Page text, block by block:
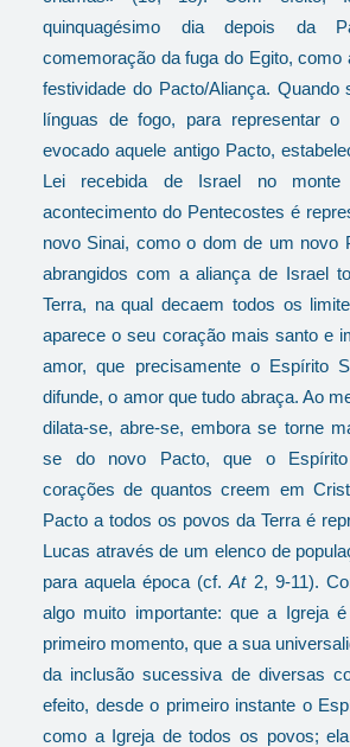
quinquagésimo dia depois da
comemoração da fuga do Egito, como
festividade do Pacto/Aliança. Quando
línguas de fogo, para representar
evocado aquele antigo Pacto,
Lei recebida de Israel no
acontecimento do Pentecostes é
novo Sinai, como o dom de um novo
abrangidos com a aliança de Israel
Terra, na qual decaem todos os
aparece o seu coração mais santo e
amor, que precisamente o Espírito
difunde, o amor que tudo abraça. Ao
dilata-se, abre-se, embora se torne
se do novo Pacto, que o Espírito
corações de quantos creem em
Pacto a todos os povos da Terra é
Lucas através de um elenco de
para aquela época (cf.At 2, 9-11).
algo muito importante: que a Igreja
primeiro momento, que a sua
da inclusão sucessiva de diversas
efeito, desde o primeiro instante o
como a Igreja de todos os povos;